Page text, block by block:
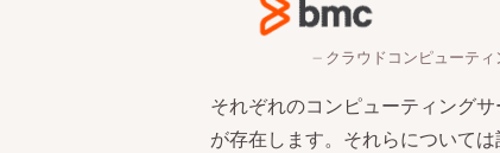
クラウドコンピューテ
それぞれのコンピューティング
が存在します。それらについて